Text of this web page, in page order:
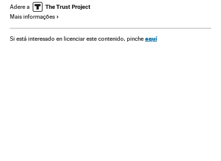
Europa Leste ONU Conflitos
Organizações internacionais
Adere a
Mais informações
Si está interesado en licenciar este contenido, pinche aquí